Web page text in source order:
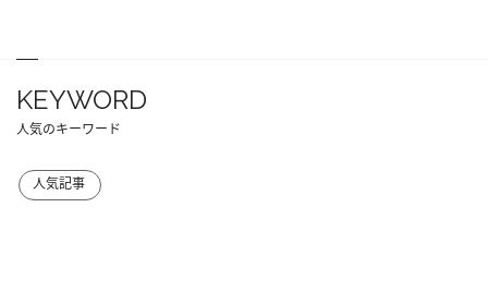
KEYWORD
人気のキーワード
人気記事